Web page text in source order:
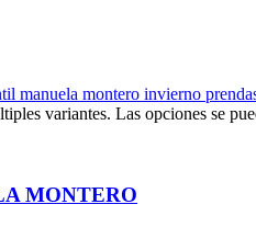
variantes. Las opciones se
MONTERO